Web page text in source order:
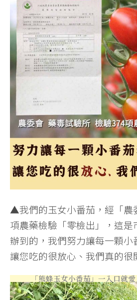
▲我們的玉女小番茄，經「農
項農藥檢驗「零檢出」，這是
辦到的，我們努力讓每一顆小
讓您吃的很放心、我們真的很
「熊蜂玉女小番茄」一入口就